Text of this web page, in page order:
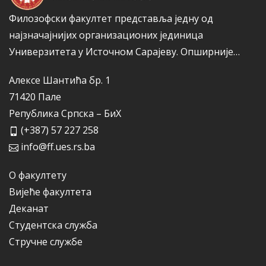
Филозофски факултет представља једну од
најзначајнијих организационих јединица
Универзитета у Источном Сарајеву. Опширније…
Алексе Шантића бр. 1
71420 Пале
Република Српска – БиХ
(+387) 57 227 258
info@ff.ues.rs.ba
О факултету
Вијеће факултета
Деканат
Студентска служба
Стручне службе